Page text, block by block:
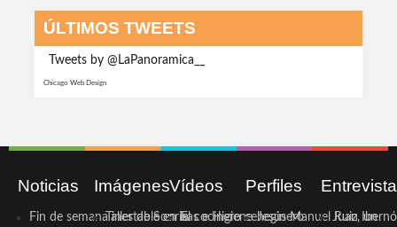
ÚLTIMOS TWEETS
Tweets by @LaPanoramica__
Chicago Web Design
Noticias
Fin de semana inestable en la
Imágenes
Taller de Sonrisas e Higiene
Vídeos
El cocinero ceheginero
Perfiles
Jesús Manuel Ruiz, un
Juan